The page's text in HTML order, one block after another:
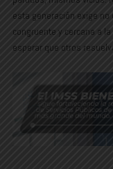
esta generación exige
congruente y cercana a
esperar que otros